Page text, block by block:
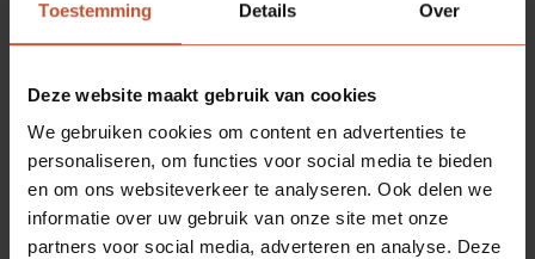
Toestemming Details Over
Deze website maakt gebruik van cookies
We gebruiken cookies om content en advertenties te
personaliseren, om functies voor social media te bieden
en om ons websiteverkeer te analyseren. Ook delen we
informatie over uw gebruik van onze site met onze
partners voor social media, adverteren en analyse. Deze